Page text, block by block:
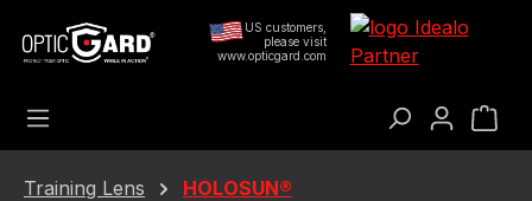
Přejít na hlavní obsah
US customers,
please visit
www.opticgard.com
Training Lens HOLOSUN®